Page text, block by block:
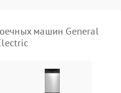
машин General